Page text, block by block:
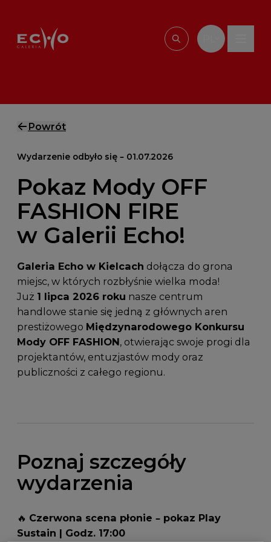
Wpisz, czego
Powrót
Wydarzenie odbyło się – 01.07.2026
Pokaz Mody OFF
FASHION FIRE
w Galerii Echo!
Galeria Echo w Kielcach dołącza do grona
miejsc, w których rozbłyśnie wielka moda!
Już 1 lipca 2026 roku nasze centrum
handlowe stanie się jedną z głównych aren
prestiżowego Międzynarodowego Konkursu
Mody OFF FASHION, otwierając swoje progi dla
projektantów, entuzjastów mody oraz
publiczności z całego regionu.
Poznaj szczegóły
wydarzenia
🔥 Czerwona scena płonie – pokaz Play
Sustain | Godz. 17:00